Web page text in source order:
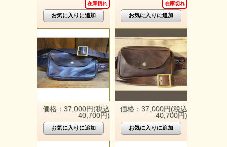
在庫切れ 在庫切れ
価格：37,000円(税込
40,700円)
価格：37,000円(税込
40,700円)